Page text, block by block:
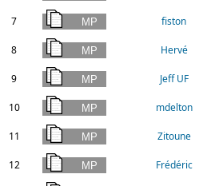
7 fiston
8 Hervé
9 Jeff UF
10 mdelton
11 Zitoune
12 Frédéric